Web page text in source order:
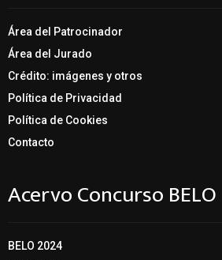
Área del Patrocinador
Área del Jurado
Crédito: imágenes y otros
Política de Privacidad
Política de Cookies
Contacto
Acervo Concurso BELO
BELO 2024